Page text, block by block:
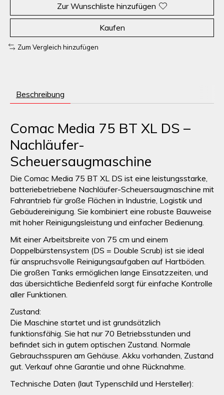
Zur Wunschliste hinzufügen
Kaufen
Zum Vergleich hinzufügen
Beschreibung
Comac Media 75 BT XL DS –
Nachläufer-
Scheuersaugmaschine
Die Comac Media 75 BT XL DS ist eine leistungsstarke,
batteriebetriebene Nachläufer-Scheuersaugmaschine mit
Fahrantrieb für große Flächen in Industrie, Logistik und
Gebäudereinigung. Sie kombiniert eine robuste Bauweise
mit hoher Reinigungsleistung und einfacher Bedienung.
Mit einerArbeitsbreite von 75 cm und einem
Doppelbürstensystem (DS = Double Scrub) ist sie ideal
für anspruchsvolle Reinigungsaufgaben auf Hartböden.
Die großen Tanks ermöglichen lange Einsatzzeiten, und
das übersichtliche Bedienfeld sorgt für einfache Kontrolle
aller Funktionen.
Zustand:
Die Maschine startet und ist grundsätzlich
funktionsfähig. Sie hat nur 70 Betriebsstunden und
befindet sich in gutem optischen Zustand. Normale
Gebrauchsspuren am Gehäuse. Akku vorhanden, Zustand
gut. Verkauf ohne Garantie und ohne Rücknahme.
Technische Daten (laut Typenschild und Hersteller):